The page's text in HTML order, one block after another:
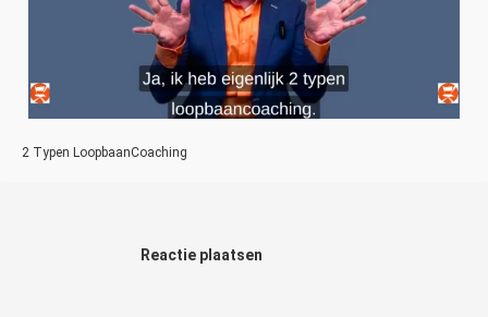
2 Typen LoopbaanCoaching
Reactie plaatsen